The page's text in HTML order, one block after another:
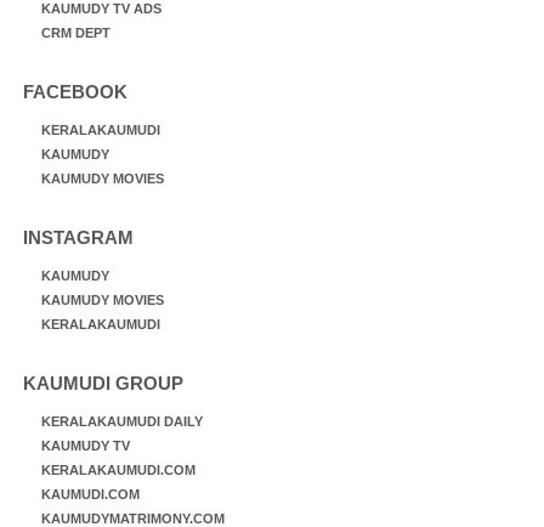
KAUMUDY TV ADS
CRM DEPT
FACEBOOK
KERALAKAUMUDI
KAUMUDY
KAUMUDY MOVIES
INSTAGRAM
KAUMUDY
KAUMUDY MOVIES
KERALAKAUMUDI
KAUMUDI GROUP
KERALAKAUMUDI DAILY
KAUMUDY TV
KERALAKAUMUDI.COM
KAUMUDI.COM
KAUMUDYMATRIMONY.COM